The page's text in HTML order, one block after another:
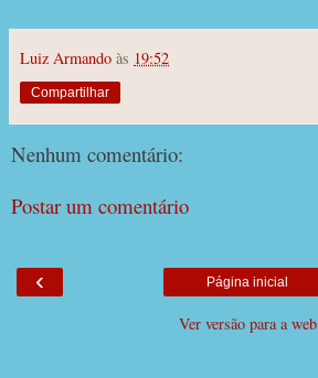
Luiz Armando às 19:52
Compartilhar
Nenhum comentário:
Postar um comentário
‹ Página inicial
Ver versão para a web